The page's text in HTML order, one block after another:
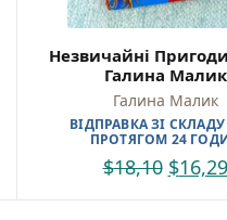
Книги
Вчимося
Прописи
Незвичайні
Галина Малик
Галина Малик
ВІДПРАВКА ЗІ
ПРОТЯГОМ 24
$18,10 $16,29